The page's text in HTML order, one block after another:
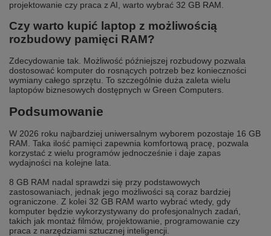
projektowanie czy praca z AI, warto wybrać 32 GB RAM.
Czy warto kupić laptop z możliwością
rozbudowy pamięci RAM?
Zdecydowanie tak. Możliwość późniejszej rozbudowy pozwala
dostosować komputer do rosnących potrzeb bez konieczności
wymiany całego sprzętu. To szczególnie duża zaleta wielu
laptopów biznesowych dostępnych w Green Computers.
Podsumowanie
W 2026 roku najbardziej uniwersalnym wyborem pozostaje 16 GB
RAM. Taka ilość pamięci zapewnia komfortową pracę, pozwala
korzystać z wielu programów jednocześnie i daje zapas
wydajności na kolejne lata.
8 GB RAM nadal sprawdzi się przy podstawowych
zastosowaniach, jednak jego możliwości są coraz bardziej
ograniczone. Z kolei 32 GB RAM warto wybrać wtedy, gdy
komputer będzie wykorzystywany do profesjonalnych zadań,
takich jak montaż filmów, projektowanie, programowanie czy
praca z narzędziami sztucznej inteligencji.